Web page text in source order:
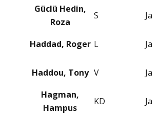
Güclü Hedin,
Roza
S Ja
Haddad, Roger L Ja
Haddou, Tony V Ja
Hagman,
Hampus
KD Ja